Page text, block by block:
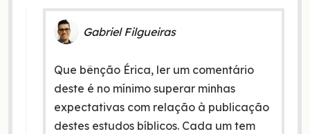
Gabriel Filgueiras
Que bênção Érica, ler um comentário
deste é no mínimo superar minhas
expectativas com relação à publicação
destes estudos bíblicos. Cada um tem